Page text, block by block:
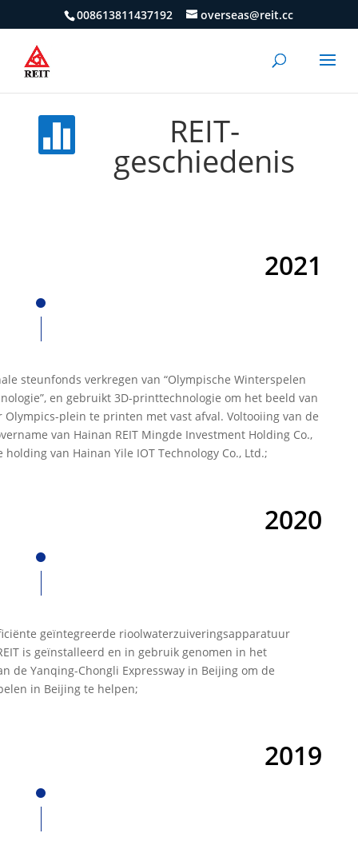
008613811437192 overseas@reit.cc
 REIT-
geschiedenis
2021
steunfonds verkregen van “Olympische Winterspelen
en gebruikt 3D-printtechnologie om het beeld van
Olympics-plein te printen met vast afval. Voltooiing van de
van Hainan REIT Mingde Investment Holding Co.,
van Hainan Yile IOT Technology Co., Ltd.;
2020
geïntegreerde rioolwaterzuiveringsapparatuur
is geïnstalleerd en in gebruik genomen in het
de Yanqing-Chongli Expressway in Beijing om de
in Beijing te helpen;
2019